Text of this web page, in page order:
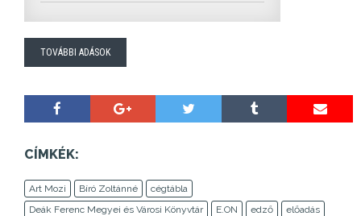
TOVÁBBI ADÁSOK
CÍMKÉK:
Art Mozi Bíró Zoltánné
cégtábla
Deák Ferenc Megyei és Városi Könyvtár
E.ON edző
előadás